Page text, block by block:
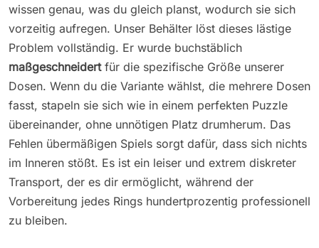
wissen genau, was du gleich planst, wodurch sie sich
vorzeitig aufregen. Unser Behälter löst dieses lästige
Problem vollständig. Er wurde buchstäblich
maßgeschneidertfür die spezifische Größe unserer
Dosen. Wenn du die Variante wählst, die mehrere Dosen
fasst, stapeln sie sich wie in einem perfekten Puzzle
übereinander, ohne unnötigen Platz drumherum. Das
Fehlen übermäßigen Spiels sorgt dafür, dass sich nichts
im Inneren stößt. Es ist ein leiser und extrem diskreter
Transport, der es dir ermöglicht, während der
Vorbereitung jedes Rings hundertprozentig professionell
zu bleiben.